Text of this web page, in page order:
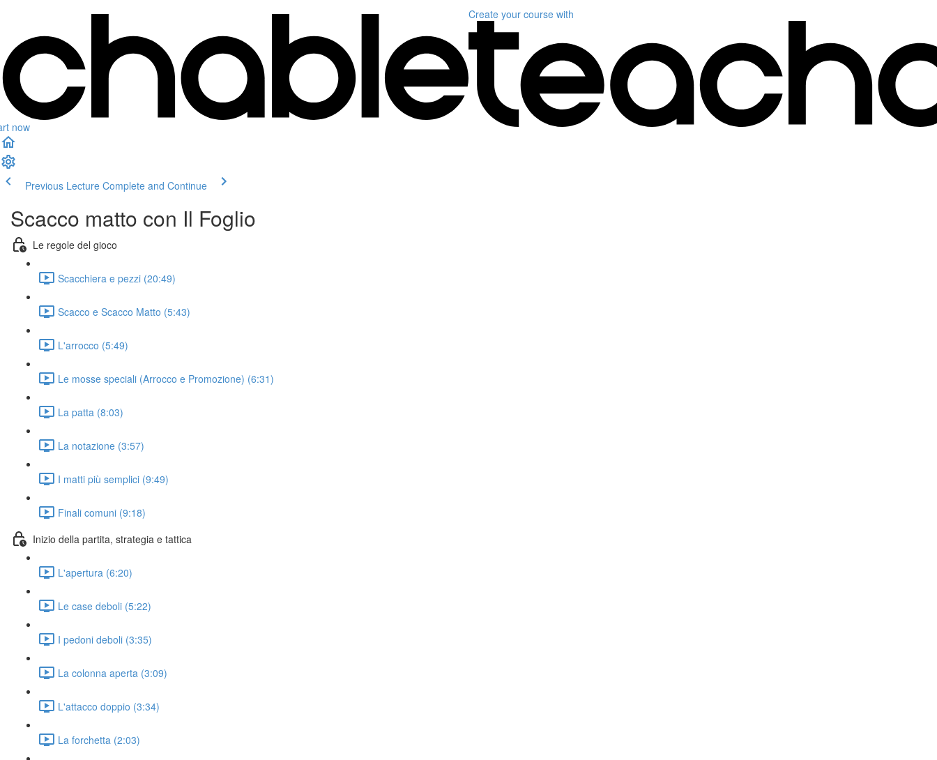
now
Create your course with
Previous Lecture Complete and Continue
Scacco matto con Il Foglio
Le regole del gioco
Scacchiera e pezzi (20:49)
Scacco e Scacco Matto (5:43)
L'arrocco (5:49)
Le mosse speciali (Arrocco e Promozione) (6:31)
La patta (8:03)
La notazione (3:57)
I matti più semplici (9:49)
Finali comuni (9:18)
Inizio della partita, strategia e tattica
L'apertura (6:20)
Le case deboli (5:22)
I pedoni deboli (3:35)
La colonna aperta (3:09)
L'attacco doppio (3:34)
La forchetta (2:03)